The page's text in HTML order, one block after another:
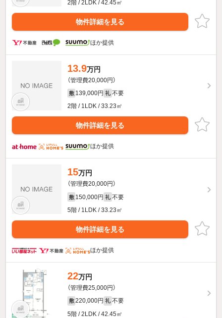
2階 / 2LDK / 42.45㎡
物件詳細を見る
ほか提供
13.9万円
（管理費20,000円）
敷 139,000円 礼 不要
2階 / 1LDK / 33.23㎡
物件詳細を見る
ほか提供
15万円
（管理費20,000円）
敷 150,000円 礼 不要
5階 / 1LDK / 33.23㎡
物件詳細を見る
ほか提供
22万円
（管理費25,000円）
敷 220,000円 礼 不要
5階 / 2LDK / 42.45㎡